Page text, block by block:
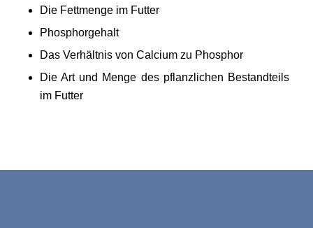
Die Fettmenge im Futter
Phosphorgehalt
Das Verhältnis von Calcium zu Phosphor
Die Art und Menge des pflanzlichen Bestandteils
im Futter